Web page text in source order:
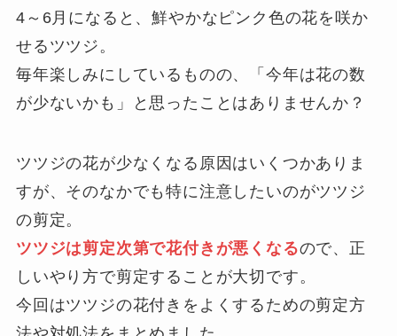
4～6月になると、鮮やかなピンク色の花を咲か
せるツツジ。
毎年楽しみにしているものの、「今年は花の数
が少ないかも」と思ったことはありませんか？
ツツジの花が少なくなる原因はいくつかありま
すが、そのなかでも特に注意したいのがツツジ
の剪定。
ツツジは剪定次第で花付きが悪くなるので、正
しいやり方で剪定することが大切です。
今回はツツジの花付きをよくするための剪定方